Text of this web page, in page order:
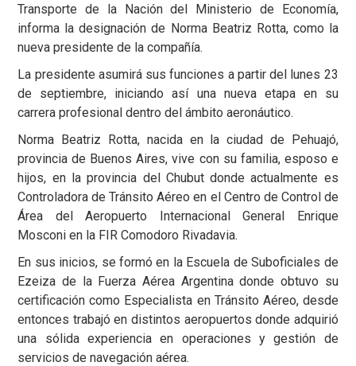
Transporte de la Nación del Ministerio de Economía,
informa la designación de Norma Beatriz Rotta, como la
nueva presidente de la compañía.
La presidente asumirá sus funciones a partir del lunes 23
de septiembre, iniciando así una nueva etapa en su
carrera profesional dentro del ámbito aeronáutico.
Norma Beatriz Rotta, nacida en la ciudad de Pehuajó,
provincia de Buenos Aires, vive con su familia, esposo e
hijos, en la provincia del Chubut donde actualmente es
Controladora de Tránsito Aéreo en el Centro de Control de
Área del Aeropuerto Internacional General Enrique
Mosconi en la FIR Comodoro Rivadavia.
En sus inicios, se formó en la Escuela de Suboficiales de
Ezeiza de la Fuerza Aérea Argentina donde obtuvo su
certificación como Especialista en Tránsito Aéreo, desde
entonces trabajó en distintos aeropuertos donde adquirió
una sólida experiencia en operaciones y gestión de
servicios de navegación aérea.